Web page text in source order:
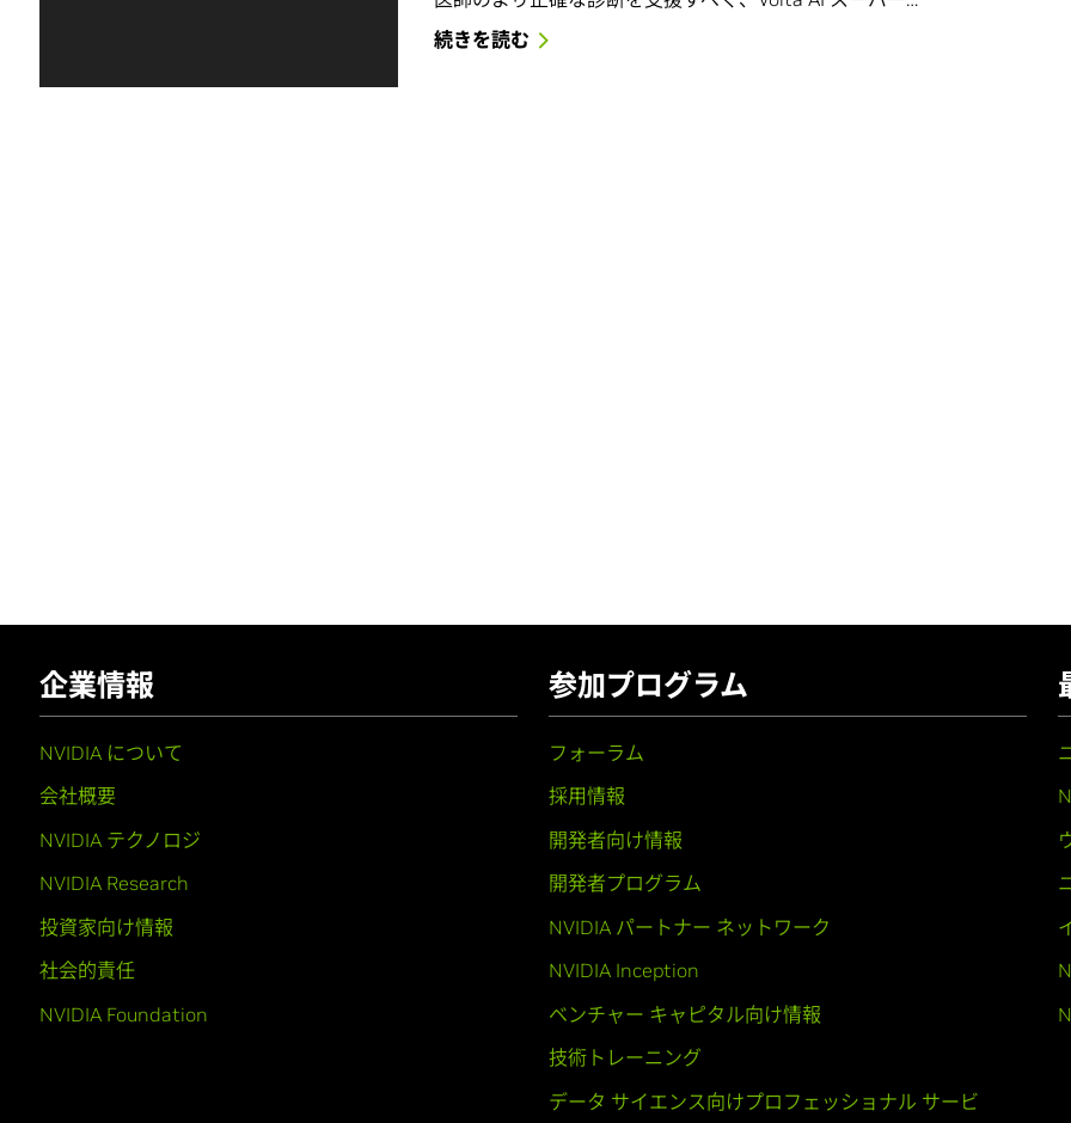
続きを読む
企業情報
NVIDIA について
会社概要
NVIDIA テクノロジ
NVIDIA Research
投資家向け情報
社会的責任
NVIDIA Foundation
参加プログラム
フォーラム
採用情報
開発者向け情報
開発者プログラム
NVIDIA パートナー ネットワーク
NVIDIA Inception
ベンチャー キャピタル向け情報
技術トレーニング
データ サイエンス向けプロフェッショナル サービ